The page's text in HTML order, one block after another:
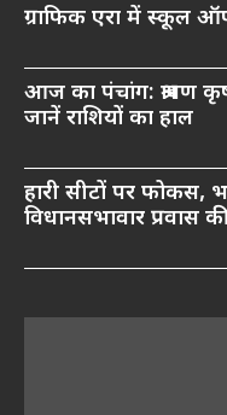
ग्राफिक एरा में स्कूल
आज का पंचांग: श्रावण
जानें राशियों का हाल
हारी सीटों पर फोकस,
विधानसभावार प्रवास